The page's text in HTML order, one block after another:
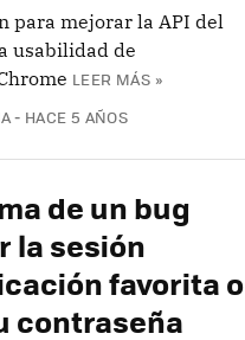
para mejorar la API del
usabilidad de
LEER MÁS »
HACE 5 AÑOS
de un bug
la sesión
favorita o
contraseña